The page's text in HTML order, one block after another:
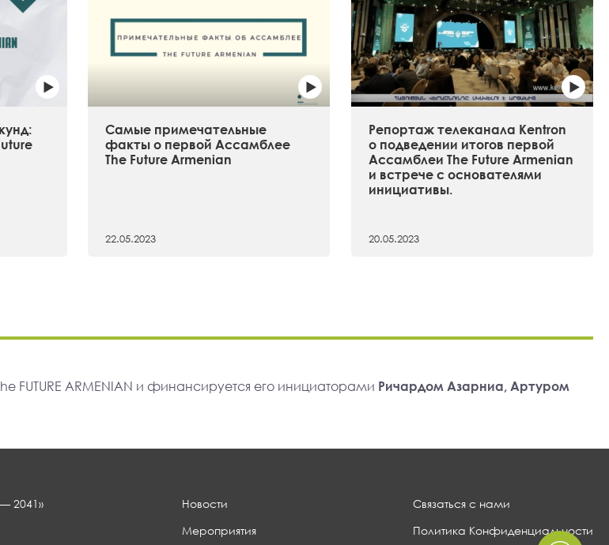
Самые примечательные
факты о первой Ассамблее
The Future Armenian
22.05.2023
Репортаж телеканала Kentron
о подведении итогов первой
Ассамблеи The Future Armenian
и встрече с основателями
инициативы.
20.05.2023
FUTURE ARMENIAN и финансируется его инициаторами Ричардом Азарниа, Артуром
2041»
Новости
Мероприятия
Связаться с нами
Политика Конфиденциальности